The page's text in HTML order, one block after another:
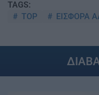
TAGS:
TOP
ΕΙΣΦΟΡΑ